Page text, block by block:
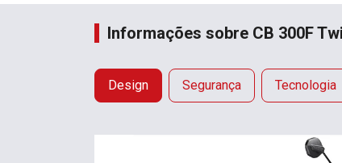
Informações sobre CB 300F
Design Segurança Tecnologia